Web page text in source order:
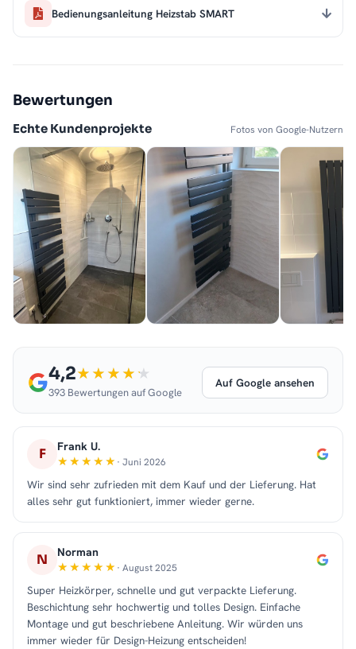
Bedienungsanleitung Heizstab SMART
Bewertungen
Echte Kundenprojekte Fotos von Google-Nutzern
4,2
393 Bewertungen auf Google
Auf Google ansehen
F Frank U.
· Juni 2026
Wir sind sehr zufrieden mit dem Kauf und der Lieferung. Hat
alles sehr gut funktioniert, immer wieder gerne.
N Norman
· August 2025
Super Heizkörper, schnelle und gut verpackte Lieferung.
Beschichtung sehr hochwertig und tolles Design. Einfache
Montage und gut beschriebene Anleitung. Wir würden uns
immer wieder für Design-Heizung entscheiden!